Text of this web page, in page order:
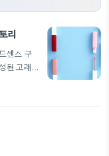
리
센스 구
된 고래
래 스
노트입